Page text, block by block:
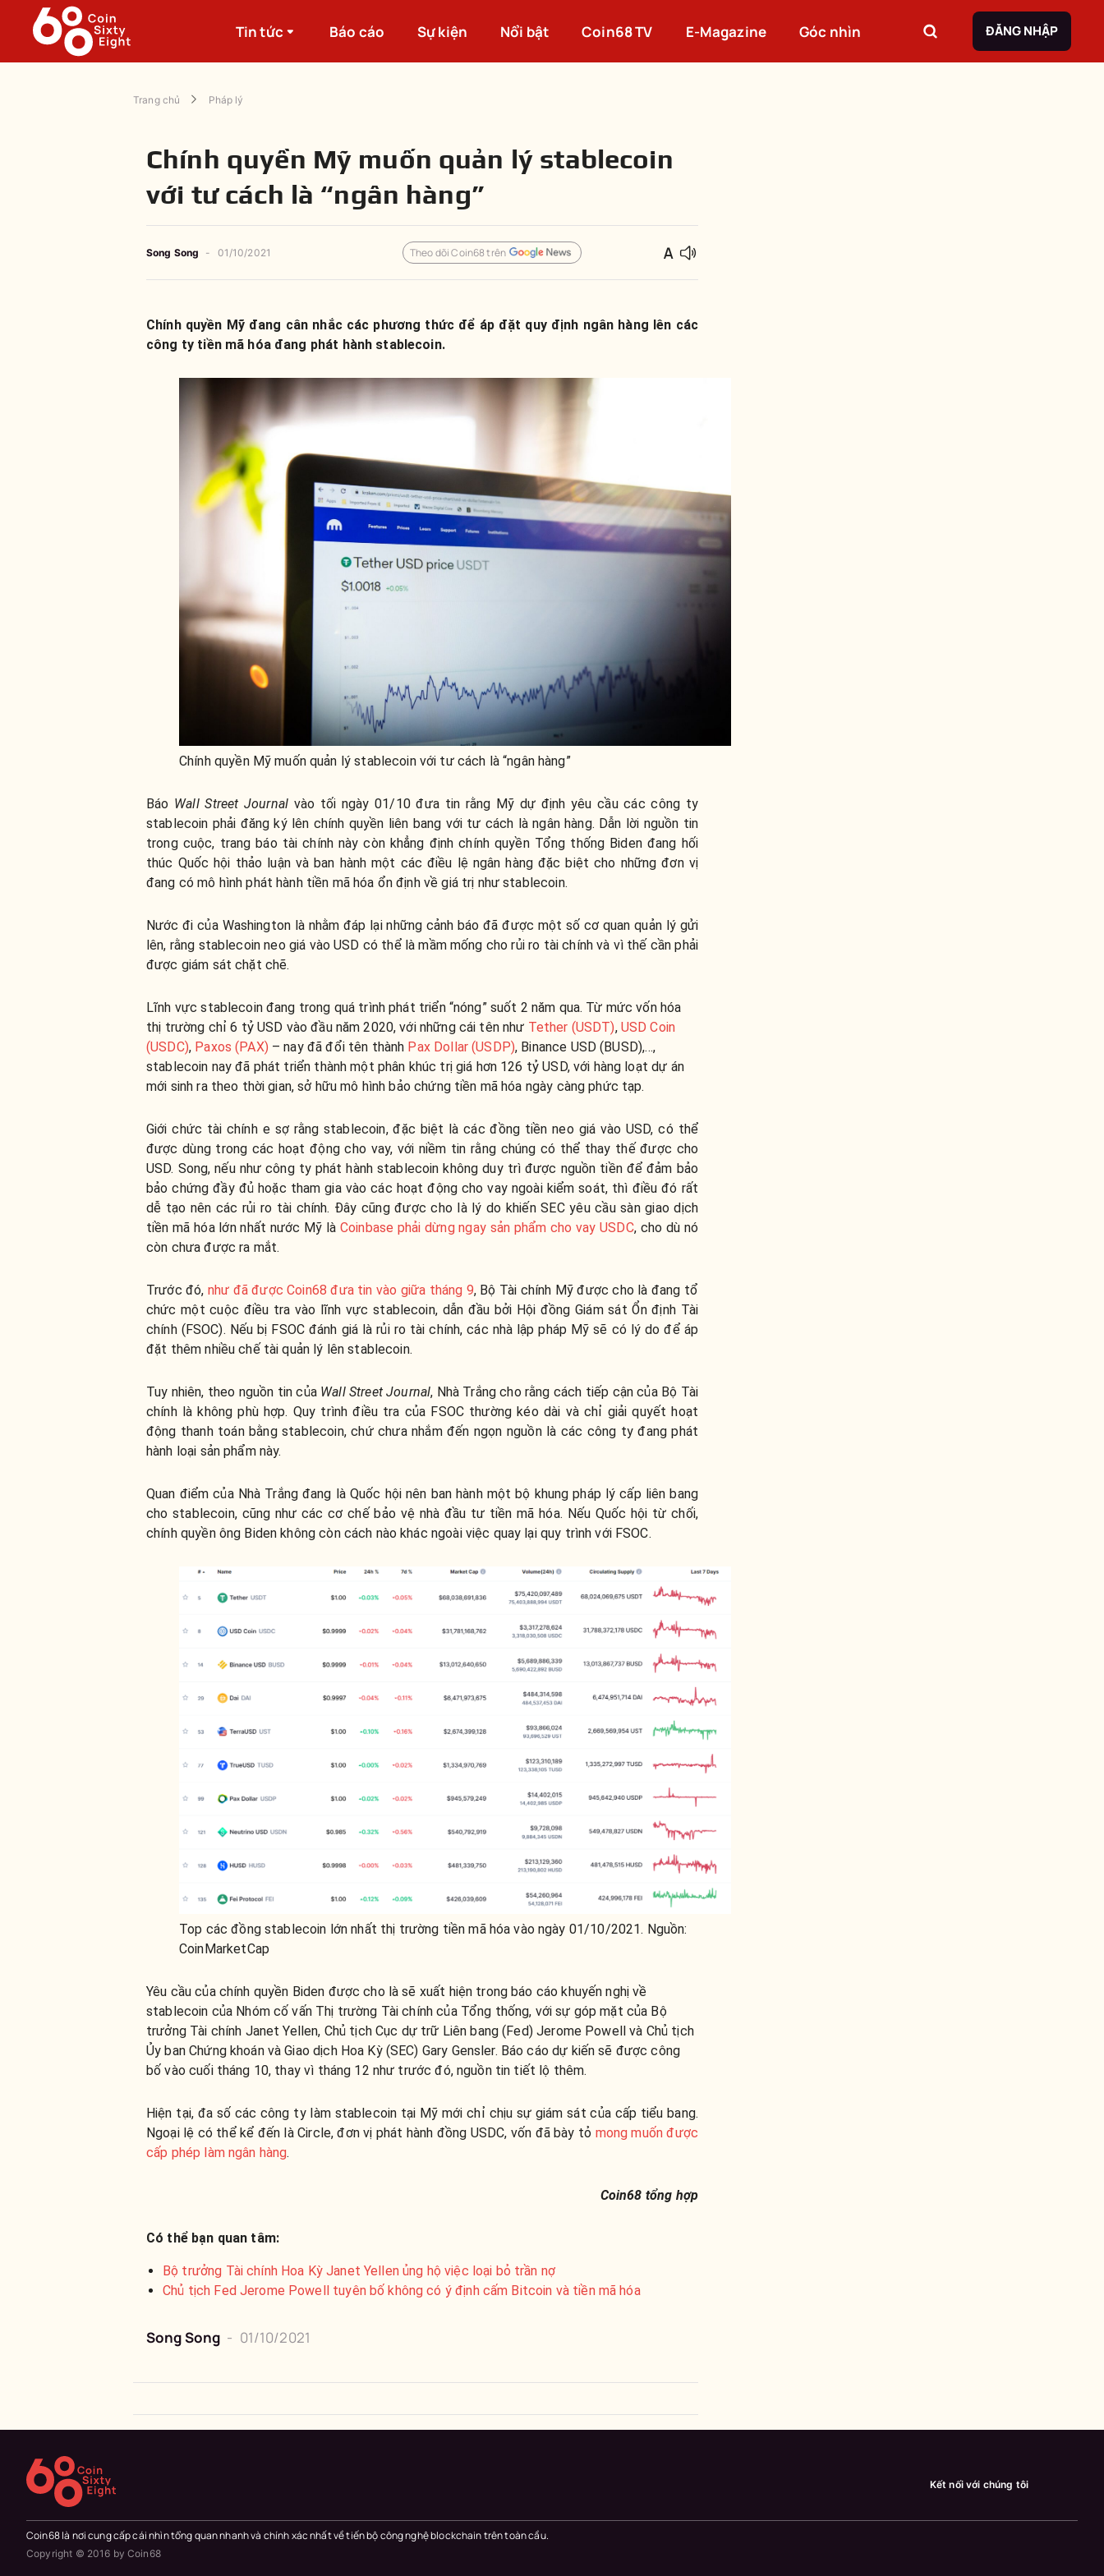
Tin tức Báo cáo Sự kiện Nổi bật Coin68 TV E-Magazine Góc nhìn ĐĂNG NHẬP
Trang chủ Pháp lý
Chính quyền Mỹ muốn quản lý stablecoin
với tư cách là “ngân hàng”
Song Song - 01/10/2021 Theo dõi Coin68 trên
Chính quyền Mỹ đang cân nhắc các phương thức để áp đặt quy định ngân hàng lên các
công ty tiền mã hóa đang phát hành stablecoin.
Chính quyền Mỹ muốn quản lý stablecoin với tư cách là “ngân hàng”
Báo Wall Street Journal vào tối ngày 01/10 đưa tin rằng Mỹ dự định yêu cầu các công ty
stablecoin phải đăng ký lên chính quyền liên bang với tư cách là ngân hàng. Dẫn lời nguồn tin
trong cuộc, trang báo tài chính này còn khẳng định chính quyền Tổng thống Biden đang hối
thúc Quốc hội thảo luận và ban hành một các điều lệ ngân hàng đặc biệt cho những đơn vị
đang có mô hình phát hành tiền mã hóa ổn định về giá trị như stablecoin.
Nước đi của Washington là nhằm đáp lại những cảnh báo đã được một số cơ quan quản lý gửi
lên, rằng stablecoin neo giá vào USD có thể là mầm mống cho rủi ro tài chính và vì thế cần phải
được giám sát chặt chẽ.
Lĩnh vực stablecoin đang trong quá trình phát triển “nóng” suốt 2 năm qua. Từ mức vốn hóa
thị trường chỉ 6 tỷ USD vào đầu năm 2020, với những cái tên như Tether (USDT), USD Coin
(USDC), Paxos (PAX) – nay đã đổi tên thành Pax Dollar (USDP), Binance USD (BUSD),…,
stablecoin nay đã phát triển thành một phân khúc trị giá hơn 126 tỷ USD, với hàng loạt dự án
mới sinh ra theo thời gian, sở hữu mô hình bảo chứng tiền mã hóa ngày càng phức tạp.
Giới chức tài chính e sợ rằng stablecoin, đặc biệt là các đồng tiền neo giá vào USD, có thể
được dùng trong các hoạt động cho vay, với niềm tin rằng chúng có thể thay thế được cho
USD. Song, nếu như công ty phát hành stablecoin không duy trì được nguồn tiền để đảm bảo
bảo chứng đầy đủ hoặc tham gia vào các hoạt động cho vay ngoài kiểm soát, thì điều đó rất
dễ tạo nên các rủi ro tài chính. Đây cũng được cho là lý do khiến SEC yêu cầu sàn giao dịch
tiền mã hóa lớn nhất nước Mỹ là Coinbase phải dừng ngay sản phẩm cho vay USDC, cho dù nó
còn chưa được ra mắt.
Trước đó, như đã được Coin68 đưa tin vào giữa tháng 9, Bộ Tài chính Mỹ được cho là đang tổ
chức một cuộc điều tra vào lĩnh vực stablecoin, dẫn đầu bởi Hội đồng Giám sát Ổn định Tài
chính (FSOC). Nếu bị FSOC đánh giá là rủi ro tài chính, các nhà lập pháp Mỹ sẽ có lý do để áp
đặt thêm nhiều chế tài quản lý lên stablecoin.
Tuy nhiên, theo nguồn tin của Wall Street Journal, Nhà Trắng cho rằng cách tiếp cận của Bộ Tài
chính là không phù hợp. Quy trình điều tra của FSOC thường kéo dài và chỉ giải quyết hoạt
động thanh toán bằng stablecoin, chứ chưa nhắm đến ngọn nguồn là các công ty đang phát
hành loại sản phẩm này.
Quan điểm của Nhà Trắng đang là Quốc hội nên ban hành một bộ khung pháp lý cấp liên bang
cho stablecoin, cũng như các cơ chế bảo vệ nhà đầu tư tiền mã hóa. Nếu Quốc hội từ chối,
chính quyền ông Biden không còn cách nào khác ngoài việc quay lại quy trình với FSOC.
Top các đồng stablecoin lớn nhất thị trường tiền mã hóa vào ngày 01/10/2021. Nguồn:
CoinMarketCap
Yêu cầu của chính quyền Biden được cho là sẽ xuất hiện trong báo cáo khuyến nghị về
stablecoin của Nhóm cố vấn Thị trường Tài chính của Tổng thống, với sự góp mặt của Bộ
trưởng Tài chính Janet Yellen, Chủ tịch Cục dự trữ Liên bang (Fed) Jerome Powell và Chủ tịch
Ủy ban Chứng khoán và Giao dịch Hoa Kỳ (SEC) Gary Gensler. Báo cáo dự kiến sẽ được công
bố vào cuối tháng 10, thay vì tháng 12 như trước đó, nguồn tin tiết lộ thêm.
Hiện tại, đa số các công ty làm stablecoin tại Mỹ mới chỉ chịu sự giám sát của cấp tiểu bang.
Ngoại lệ có thể kể đến là Circle, đơn vị phát hành đồng USDC, vốn đã bày tỏ mong muốn được
cấp phép làm ngân hàng.
Coin68 tổng hợp
Có thể bạn quan tâm:
Bộ trưởng Tài chính Hoa Kỳ Janet Yellen ủng hộ việc loại bỏ trần nợ
Chủ tịch Fed Jerome Powell tuyên bố không có ý định cấm Bitcoin và tiền mã hóa
Song Song - 01/10/2021
Kết nối với chúng tôi
Coin68 là nơi cung cấp cái nhìn tổng quan nhanh và chính xác nhất về tiến bộ công nghệ blockchain trên toàn cầu.
Copyright © 2016 by Coin68